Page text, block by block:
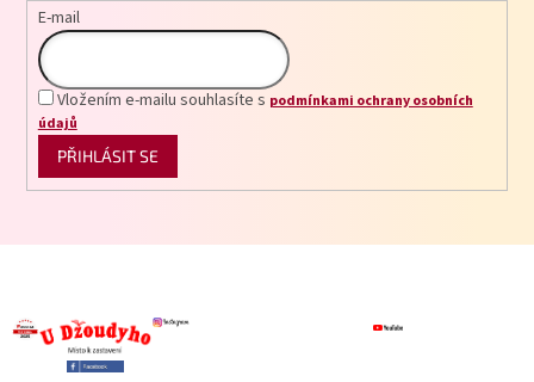
E-mail
Vložením e-mailu souhlasíte s podmínkami ochrany osobních
údajů
PŘIHLÁSIT SE